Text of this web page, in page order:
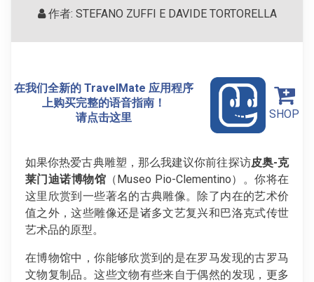
作者: STEFANO ZUFFI E DAVIDE TORTORELLA
在我们全新的 TravelMate 应用程序
上购买完整的语音指南！
请点击这里
SHOP
如果你热爱古典雕塑，那么我建议你前往探访皮奥-克
莱门迪诺博物馆 （Museo Pio-Clementino）。你将在
这里欣赏到一些著名的古典雕像。除了内在的艺术价
值之外，这些雕像还是诸多文艺复兴和巴洛克式传世
艺术品的原型。
在博物馆中，你能够欣赏到的是在罗马发现的古罗马
文物复制品。这些文物有些来自于偶然的发现，更多